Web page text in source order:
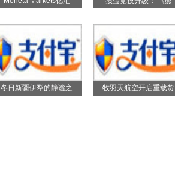
冬日新疆伊犁的静谧之 牧羽天航空开启重载货